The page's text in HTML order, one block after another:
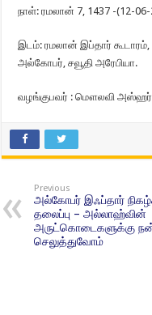
நாள்: ரமலான் 7, 1437 -(12-06-
இடம்: ரமலான் இப்தார் கூடாரம்,
அல்கோபர், சவூதி அரேபியா.
வழங்குபவர் : மௌலவி அஸ்ஹர்
Previous
அல்கோபர் இஃப்தார்
தலைப்பு – அல்லாஹ்வின்
அருட்கொடைகளுக்கு
செலுத்துவோம்